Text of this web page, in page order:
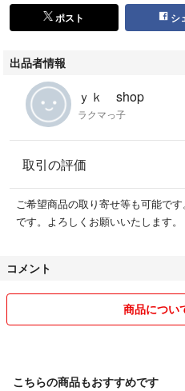
ポスト シ
出品者情報
ｙｋ shop
ラクマっ子
取引の評価
ご希望商品の取り寄せ等も可能で
です。よろしくお願いいたします。
コメント
商品につい
こちらの商品もおすすめです